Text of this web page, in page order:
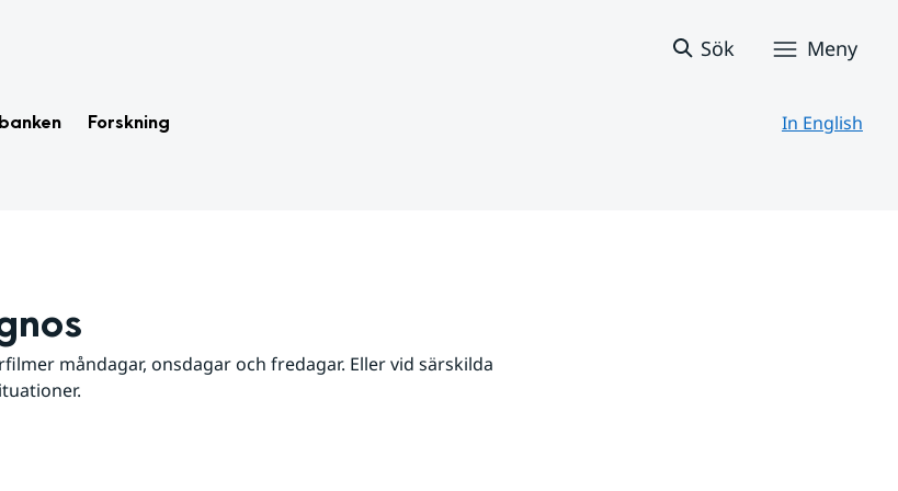
Sök Meny
Forskning In English
måndagar, onsdagar och fredagar. Eller vid särskilda